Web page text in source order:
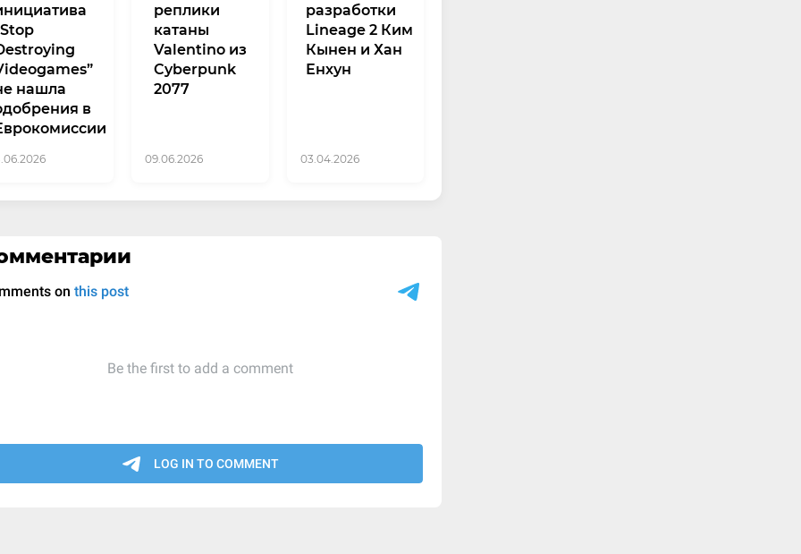
нашла
в
реплики
катаны
Valentino из
Cyberpunk
2077
09.06.2026
разработки
Lineage 2 Ким
Кынен и Хан
Енхун
03.04.2026